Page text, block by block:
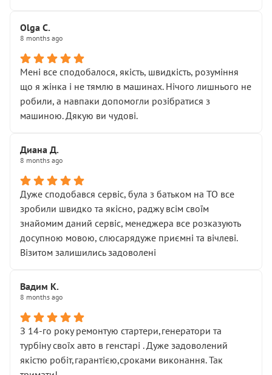
Стосовно комунікації - все добре
Olga С.
8 months ago
Мені все сподобалося, якість, швидкість, розуміння
що я жінка і не тямлю в машинах. Нічого лишнього не
робили, а навпаки допомогли розібратися з
машиною. Дякую ви чудові.
Диана Д.
8 months ago
Дуже сподобався сервіс, була з батьком на ТО все
зробили швидко та якісно, раджу всім своїм
знайомим даний сервіс, менеджера все розказують
досупною мовою, слюсарядуже приємні та вічлеві.
Візитом залишились задоволені
Вадим К.
8 months ago
З 14-го року ремонтую стартери,генератори та
турбіну своїх авто в генстарі . Дуже задоволений
якістю робіт,гарантією,сроками виконання. Так